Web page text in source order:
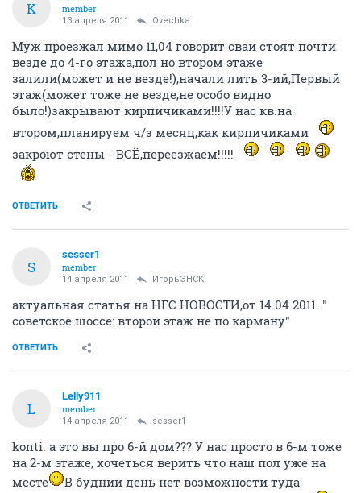
K
member
13 апреля 2011 Ovechka
Муж проезжал мимо 11,04 говорит сваи стоят почти
везде до 4-го этажа,пол но втором этаже
залили(может и не везде!),начали лить 3-ий,Первый
этаж(может тоже не везде,не особо видно
было!)закрывают кирпичиками!!!!У нас кв.на
втором,планируем ч/з месяц,как кирпичиками
закроют стены - ВСЁ,переезжаем!!!!!
ОТВЕТИТЬ
S
sesser1
member
14 апреля 2011 ИгорьЭНСК
актуальная статья на НГС.НОВОСТИ,от 14.04.2011. "
советское шоссе: второй этаж не по карману"
ОТВЕТИТЬ
L
Lelly911
member
14 апреля 2011 sesser1
konti. а это вы про 6-й дом??? У нас просто в 6-м тоже
на 2-м этаже, хочеться верить что наш пол уже на
месте
В будний день нет возможности туда